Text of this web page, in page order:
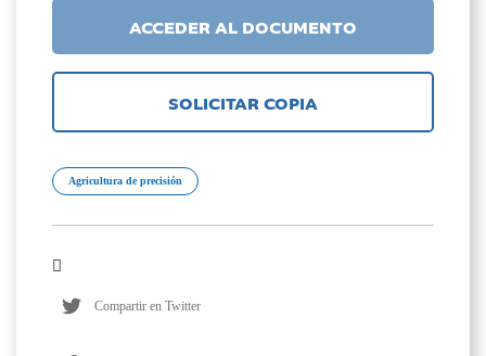
ACCEDER AL DOCUMENTO
SOLICITAR COPIA
Agricultura de precisión
Compartir en Twitter